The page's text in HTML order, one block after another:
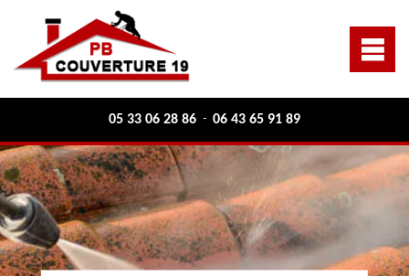
05 33 06 28 86 - 06 43 65 91 89